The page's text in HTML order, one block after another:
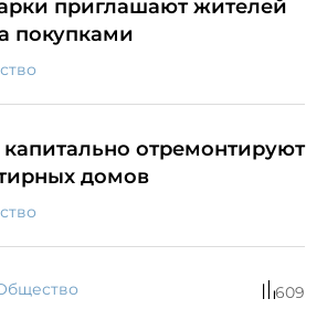
приглашают жителей
покупками
отремонтируют
домов
609